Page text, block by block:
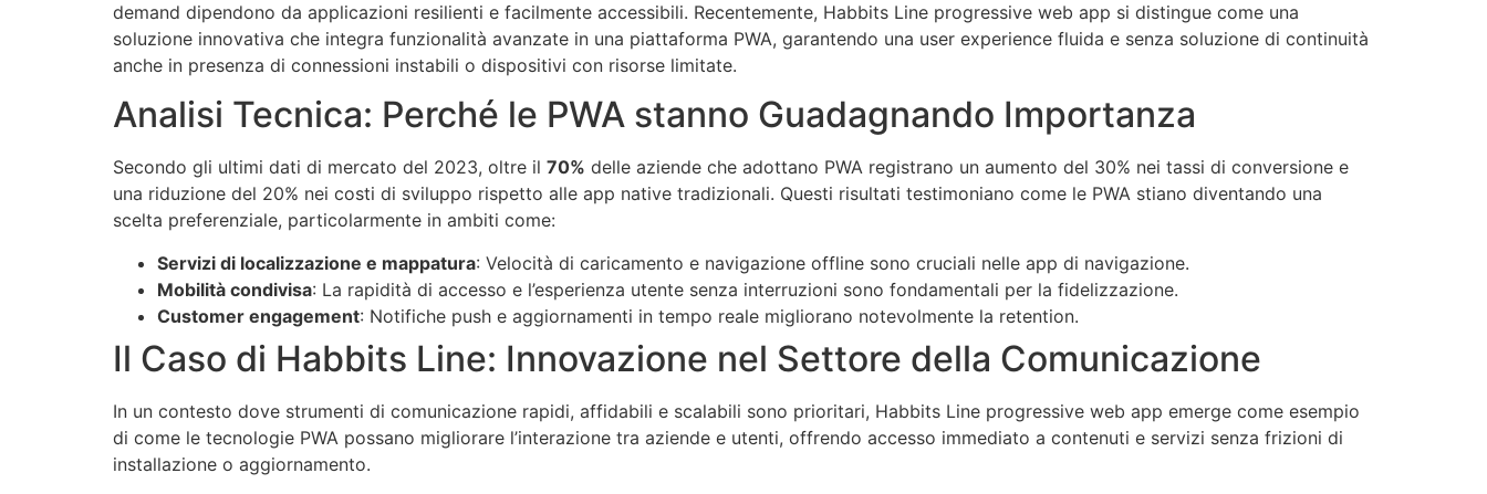
demand dipendono da applicazioni resilienti e facilmente accessibili. Recentemente, Habbits Line progressive web app si distingue come una
soluzione innovativa che integra funzionalità avanzate in una piattaforma PWA, garantendo una user experience fluida e senza soluzione di continuità
anche in presenza di connessioni instabili o dispositivi con risorse limitate.
Analisi Tecnica: Perché le PWA stanno Guadagnando Importanza
Secondo gli ultimi dati di mercato del 2023, oltre il 70% delle aziende che adottano PWA registrano un aumento del 30% nei tassi di conversione e
una riduzione del 20% nei costi di sviluppo rispetto alle app native tradizionali. Questi risultati testimoniano come le PWA stiano diventando una
scelta preferenziale, particolarmente in ambiti come:
Servizi di localizzazione e mappatura: Velocità di caricamento e navigazione offline sono cruciali nelle app di navigazione.
Mobilità condivisa: La rapidità di accesso e l’esperienza utente senza interruzioni sono fondamentali per la fidelizzazione.
Customer engagement: Notifiche push e aggiornamenti in tempo reale migliorano notevolmente la retention.
Il Caso di Habbits Line: Innovazione nel Settore della Comunicazione
In un contesto dove strumenti di comunicazione rapidi, affidabili e scalabili sono prioritari, Habbits Line progressive web app emerge come esempio
di come le tecnologie PWA possano migliorare l’interazione tra aziende e utenti, offrendo accesso immediato a contenuti e servizi senza frizioni di
installazione o aggiornamento.